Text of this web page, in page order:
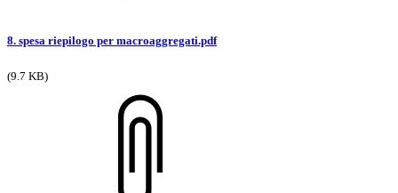
8. spesa riepilogo per macroaggregati.pdf
(9.7 KB)